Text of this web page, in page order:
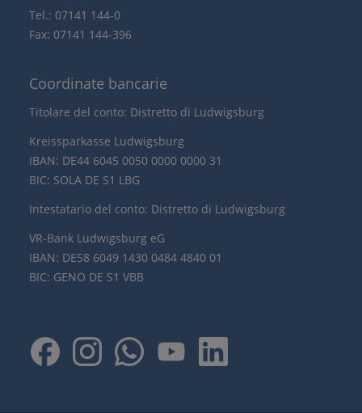
Tel.: 07141 144-0
Fax: 07141 144-396
Coordinate bancarie
Titolare del conto: Distretto di Ludwigsburg
Kreissparkasse Ludwigsburg
IBAN: DE44 6045 0050 0000 0000 31
BIC: SOLA DE S1 LBG
Intestatario del conto: Distretto di Ludwigsburg
VR-Bank Ludwigsburg eG
IBAN: DE58 6049 1430 0484 4840 01
BIC: GENO DE S1 VBB